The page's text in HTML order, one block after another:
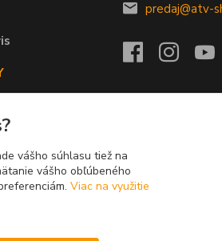
predaj@atv-
vášho súhlasu tiež na
vášho obľúbeného
Viac na využitie